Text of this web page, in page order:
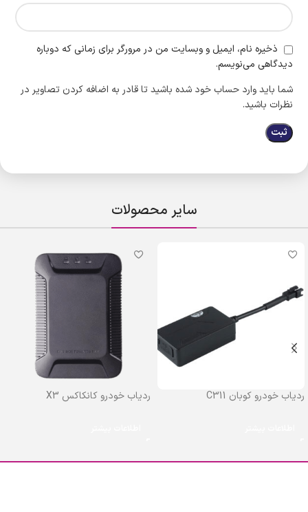
ذخیره نام، ایمیل و وبسایت من در مرورگر برای زمانی که دوباره
دیدگاهی می‌نویسم.
شما باید وارد حساب خود شده باشید تا قادر به اضافه کردن تصاویر در
نظرات باشید.
سایر محصولات
ردیاب خودرو کوبان C311 ردیاب خودرو کانکاکس X3